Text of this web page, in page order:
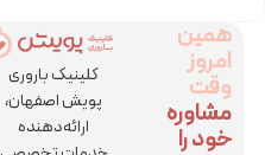
همین
امروز
وقت
مشاوره
خود را
کلینیک باروری
پویش اصفهان،
ارائه‌دهنده